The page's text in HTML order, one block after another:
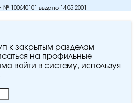
100640101 выдано 14.05.2001
к закрытым разделам
на профильные
войти в систему, используя